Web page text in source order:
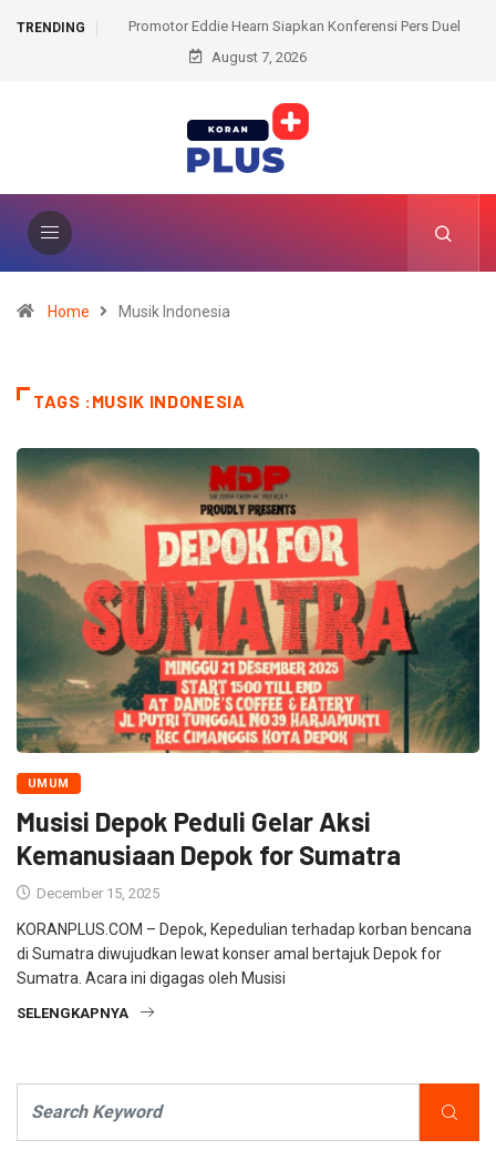
TRENDING
Siapkan Konferensi Pers Duel
dan Tyson Fury Akhir Agustus
Modus Pakai Atribut Polisi, Pencuri
August 7, 2026
Home Musik Indonesia
TAGS :MUSIK INDONESIA
UMUM
Musisi Depok Peduli Gelar Aksi
Kemanusiaan Depok for Sumatra
December 15, 2025
KORANPLUS.COM – Depok, Kepedulian terhadap korban bencana
di Sumatra diwujudkan lewat konser amal bertajuk Depok for
Sumatra. Acara ini digagas oleh Musisi
SELENGKAPNYA